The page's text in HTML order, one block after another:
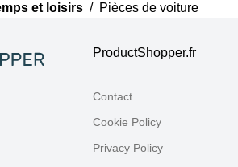
et loisirs / Pièces de voiture
ProductShopper.fr
Contact
Cookie Policy
Privacy Policy